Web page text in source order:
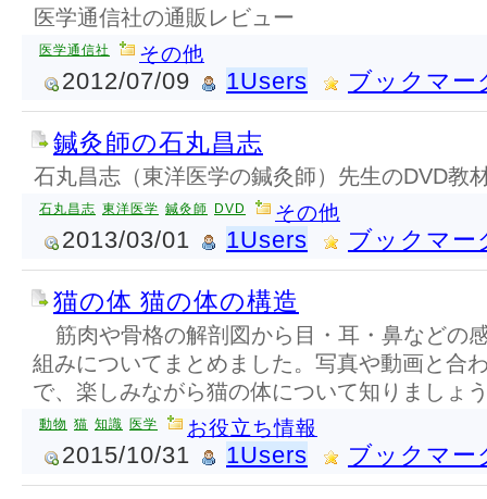
医学通信社の通販レビュー
医学通信社 その他
2012/07/09 1Users ブックマー
鍼灸師の石丸昌志
石丸昌志（東洋医学の鍼灸師）先生のDVD教
石丸昌志 東洋医学 鍼灸師 DVD その他
2013/03/01 1Users ブックマー
猫の体 猫の体の構造
筋肉や骨格の解剖図から目・耳・鼻などの
組みについてまとめました。写真や動画と合
で、楽しみながら猫の体について知りましょ
動物 猫 知識 医学 お役立ち情報
2015/10/31 1Users ブックマー